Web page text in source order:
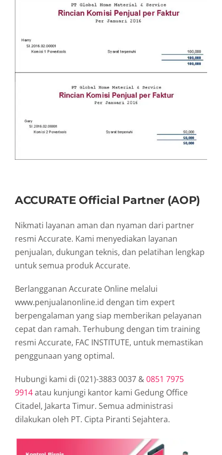
ACCURATE Official Partner (AOP)
Nikmati layanan aman dan nyaman dari partner
resmi Accurate. Kami menyediakan layanan
penjualan, dukungan teknis, dan pelatihan lengkap
untuk semua produk Accurate.
Berlangganan Accurate Online melalui
www.penjualanonline.id dengan tim expert
berpengalaman yang siap memberikan pelayanan
cepat dan ramah. Terhubung dengan tim training
resmi Accurate, FAC INSTITUTE, untuk memastikan
penggunaan yang optimal.
Hubungi kami di (021)-3883 0037 &0851 7975
9914atau kunjungi kantor kami Gedung Office
Citadel, Jakarta Timur. Semua administrasi
dilakukan oleh PT. Cipta Piranti Sejahtera.